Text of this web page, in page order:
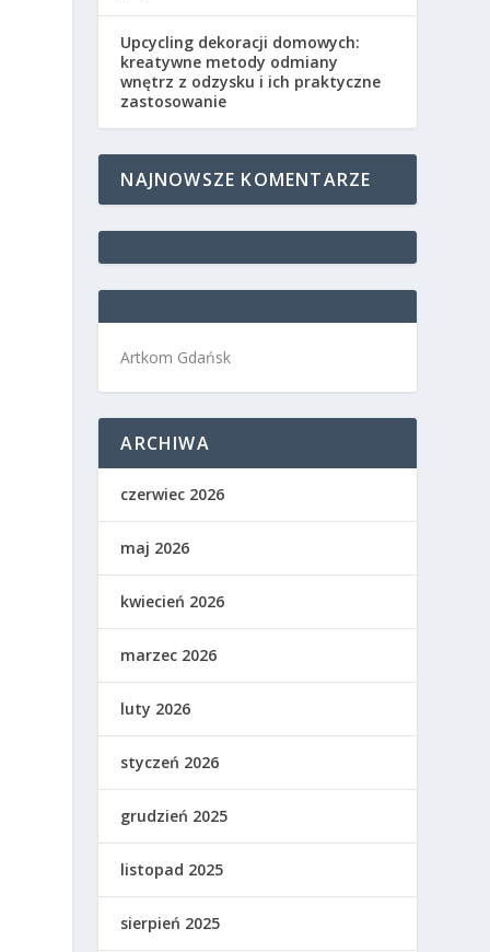
Upcycling dekoracji domowych:
kreatywne metody odmiany
wnętrz z odzysku i ich praktyczne
zastosowanie
NAJNOWSZE KOMENTARZE
Artkom Gdańsk
ARCHIWA
czerwiec 2026
maj 2026
kwiecień 2026
marzec 2026
luty 2026
styczeń 2026
grudzień 2025
listopad 2025
sierpień 2025